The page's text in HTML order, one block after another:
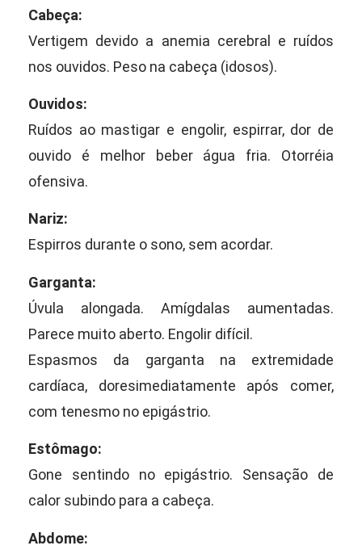
Cabeça:
Vertigem devido a anemia cerebral e ruídos
nos ouvidos. Peso na cabeça (idosos).
Ouvidos:
Ruídos ao mastigar e engolir, espirrar, dor de
ouvido é melhor beber água fria. Otorréia
ofensiva.
Nariz:
Espirros durante o sono, sem acordar.
Garganta:
Úvula alongada. Amígdalas aumentadas.
Parece muito aberto. Engolir difícil.
Espasmos da garganta na extremidade
cardíaca, doresimediatamente após comer,
com tenesmo no epigástrio.
Estômago:
Gone sentindo no epigástrio. Sensação de
calor subindo para a cabeça.
Abdome: